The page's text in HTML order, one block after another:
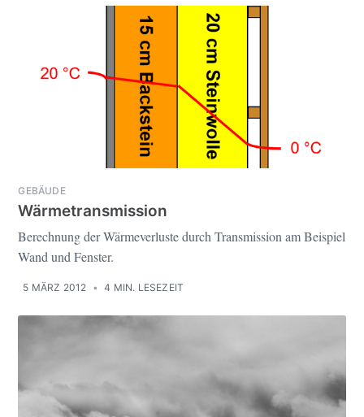
GEBÄUDE
Wärmetransmission
Berechnung der Wärmeverluste durch Transmission am Beispiel
Wand und Fenster.
5 MÄRZ 2012 • 4 MIN. LESEZEIT